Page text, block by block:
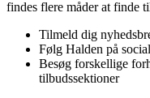
findes flere måder at finde
Tilmeld dig
Følg Halden på
Besøg forskellige
tilbudssektioner